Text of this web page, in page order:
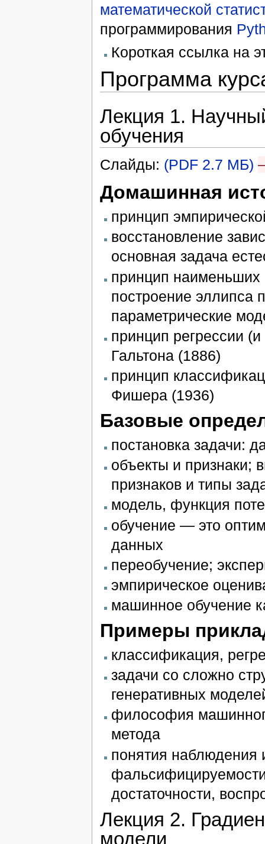
математической
программирования
Короткая ссылка на
Программа
Лекция 1.
обучения
Слайды: (PDF 2.7 МБ)
Домашинная
принцип
восстановление
основная задача
принцип
построение эллипса
параметрические
принцип регрессии
Гальтона (1886)
принцип
Фишера (1936)
Базовые
постановка задачи:
объекты и признаки;
признаков и типы
модель, функция
обучение — это
данных
переобучение;
эмпирическое
машинное обучение
Примеры
классификация,
задачи со сложно
генеративных
философия
метода
понятия наблюдения
достаточности,
Лекция 2.
модели